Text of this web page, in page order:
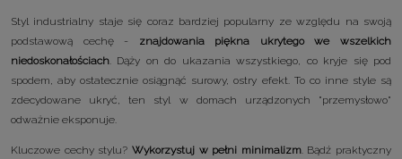
Styl industrialny staje się coraz bardziej popularny ze względu na swoją
podstawową cechę - znajdowania piękna ukrytego we wszelkich
niedoskonałościach. Dąży on do ukazania wszystkiego, co kryje się pod
spodem, aby ostatecznie osiągnąć surowy, ostry efekt. To co inne style są
zdecydowane ukryć, ten styl w domach urządzonych "przemysłowo"
odważnie eksponuje.
Kluczowe cechy stylu? Wykorzystuj w pełni minimalizm. Bądź praktyczny